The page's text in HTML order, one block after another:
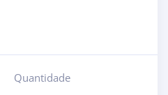
Quantidade